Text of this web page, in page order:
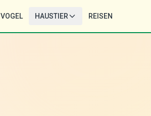
VOGEL HAUSTIER REISEN